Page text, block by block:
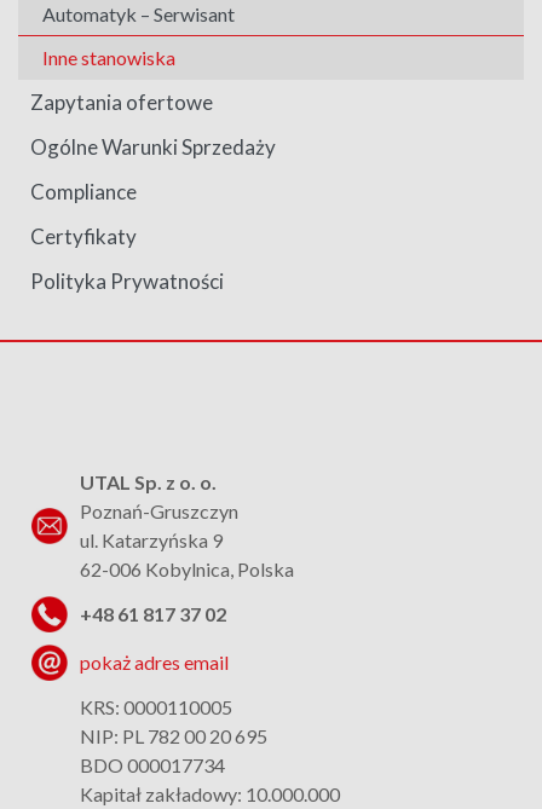
Automatyk – Serwisant
Inne stanowiska
Zapytania ofertowe
Ogólne Warunki Sprzedaży
Compliance
Certyfikaty
Polityka Prywatności
UTAL Sp. z o. o.
Poznań-Gruszczyn
ul. Katarzyńska 9
62-006 Kobylnica, Polska
+48 61 817 37 02
pokaż adres email
KRS: 0000110005
NIP: PL 782 00 20 695
BDO 000017734
Kapitał zakładowy: 10.000.000